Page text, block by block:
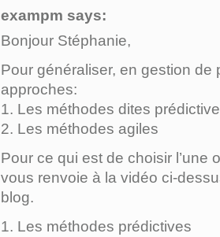
exampm says:
Bonjour Stéphanie,
Pour généraliser, en gestion de
approches:
1. Les méthodes dites
2. Les méthodes agiles
Pour ce qui est de choisir l’une
vous renvoie à la vidéo ci-
blog.
1. Les méthodes prédictives